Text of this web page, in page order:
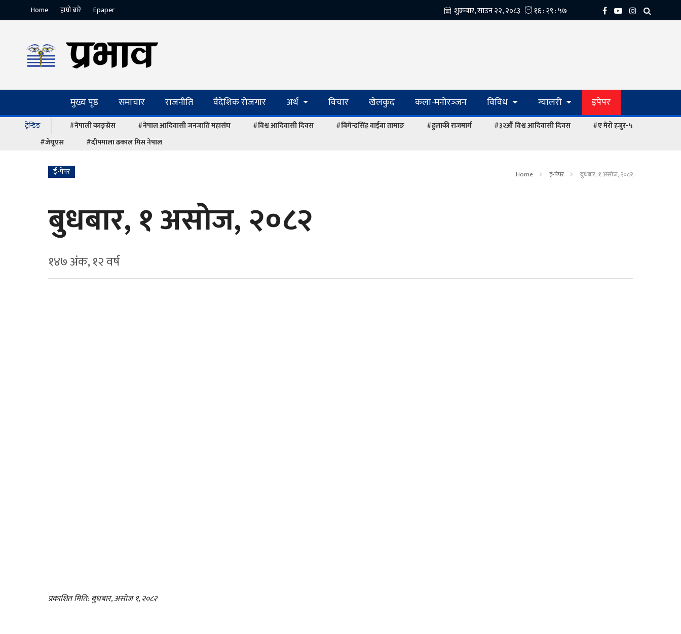
Home हाम्रो बारे Epaper
मुख्य पृष्ठ समाचार राजनीति वैदेशिक रोजगार अर्थ विचार खेलकुद कला-मनोरञ्‍जन विविध ग्यालरी इपेपर
ट्रेन्डिङ #नेपाली काङ्ग्रेस #नेपाल आदिवासी जनजाति महासंघ #विश्व आदिवासी दिवस #बिगेन्द्रसिंह वाईबा तामाङ #हुलाकी राजमार्ग #३२औं विश्व आदिवासी दिवस
#ए मेरो हजुर-५
#जेयूएस
#दीपमाला ढकाल मिस नेपाल
ई-पेपर Home ई-पेपर बुधबार, १ असोज, २०८२
बुधबार, १ असोज, २०८२
१४७ अंक, १२ वर्ष
प्रकाशित मिति: बुधबार, असोज १, २०८२